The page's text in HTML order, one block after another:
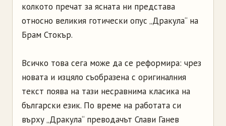
колкото пречат за ясната ни представа
относно великия готически опус „Дракула“ на
Брам Стокър.
Всичко това сега може да се реформира: чрез
новата и изцяло съобразена с оригиналния
текст поява на тази несравнима класика на
български език. По време на работата си
върху „Дракула“ преводачът Слави Ганев